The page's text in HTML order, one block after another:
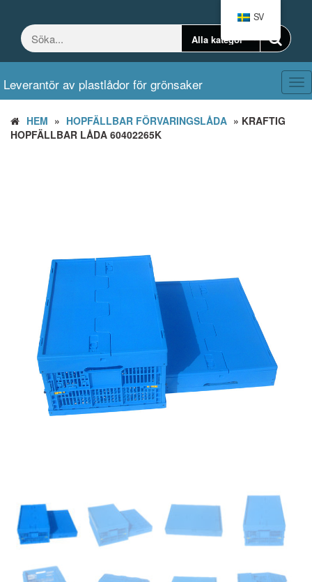
innehållet
Leverantör av plastlådor för grönsaker
HEM » HOPFÄLLBAR FÖRVARINGSLÅDA » KRAFTIG
HOPFÄLLBAR LÅDA 60402265K
SV